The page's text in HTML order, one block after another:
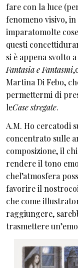
fare con la luce
fenomeno visivo,
imparatomolte
questi
si è appena svolto
Fantasia e Fantasmi
Martina Di Febo,
permettermi di
leCase stregate.
A.M. Ho cercatodi
concentrato sulle
composizione, il
rendere il tono
chel’atmosfera
favorire il
che come
raggiungere,
trasmettere